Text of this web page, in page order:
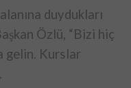
duydukları
Özlü, “Bizi hiç
gelin. Kurslar